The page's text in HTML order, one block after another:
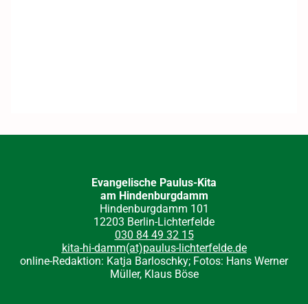
Evangelische Paulus-Kita
am Hindenburgdamm
Hindenburgdamm 101
12203 Berlin-Lichterfelde
030 84 49 32 15
kita-hi-damm(at)paulus-lichterfelde.de
online-Redaktion: Katja Barloschky; Fotos: Hans Werner
Müller, Klaus Böse